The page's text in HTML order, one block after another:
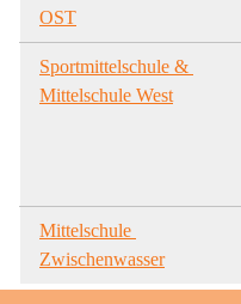
OST
Sportmittelschule &
Mittelschule West
Mittelschule
Zwischenwasser